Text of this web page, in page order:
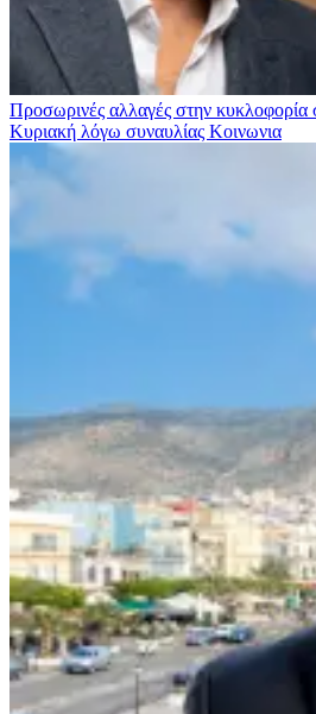
Προσωρινές αλλαγές στην κυκλοφορία
Κυριακή λόγω συναυλίας Κοινωνια